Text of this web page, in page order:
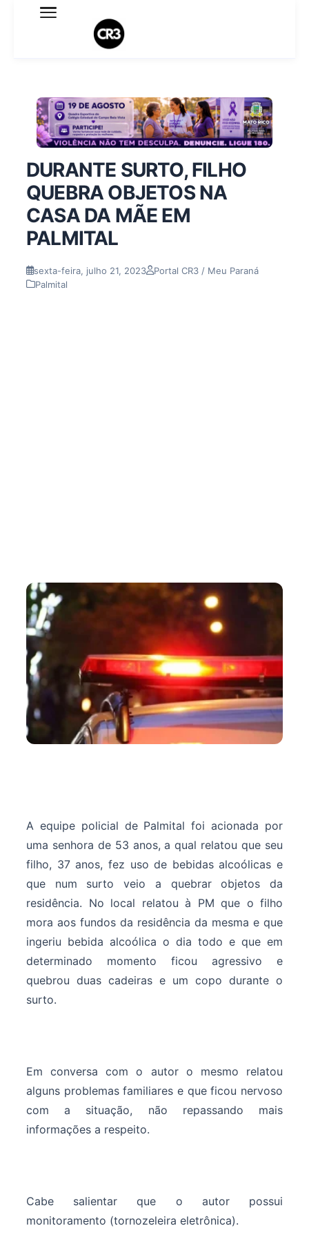
Expediente
Termo de Uso
Sobre o blog
DURANTE SURTO, FILHO
QUEBRA OBJETOS NA
CASA DA MÃE EM
PALMITAL
sexta-feira, julho 21, 2023
Portal CR3 / Meu Paraná
Palmital
A equipe policial de Palmital foi acionada por
uma senhora de 53 anos, a qual relatou que seu
filho, 37 anos, fez uso de bebidas alcoólicas e
que num surto veio a quebrar objetos da
residência. No local relatou à PM que o filho
mora aos fundos da residência da mesma e que
ingeriu bebida alcoólica o dia todo e que em
determinado momento ficou agressivo e
quebrou duas cadeiras e um copo durante o
surto.
Em conversa com o autor o mesmo relatou
alguns problemas familiares e que ficou nervoso
com a situação, não repassando mais
informações a respeito.
Cabe salientar que o autor possui
monitoramento (tornozeleira eletrônica).